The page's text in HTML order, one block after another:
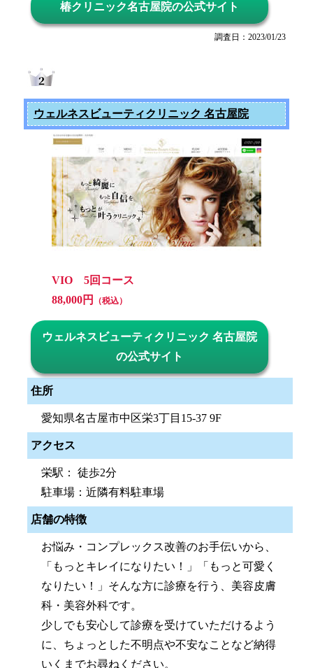
椿クリニック名古屋院の公式サイト
調査日：2023/01/23
ウェルネスビューティクリニック 名古屋院
VIO 5回コース
88,000円
（税込）
ウェルネスビューティクリニック 名古屋院
の公式サイト
住所
愛知県名古屋市中区栄3丁目15-37 9F
アクセス
栄駅： 徒歩2分
駐車場：近隣有料駐車場
店舗の特徴
お悩み・コンプレックス改善のお手伝いから、
「もっとキレイになりたい！」「もっと可愛く
なりたい！」そんな方に診療を行う、美容皮膚
科・美容外科です。
少しでも安心して診療を受けていただけるよう
に、ちょっとした不明点や不安なことなど納得
いくまでお尋ねください。